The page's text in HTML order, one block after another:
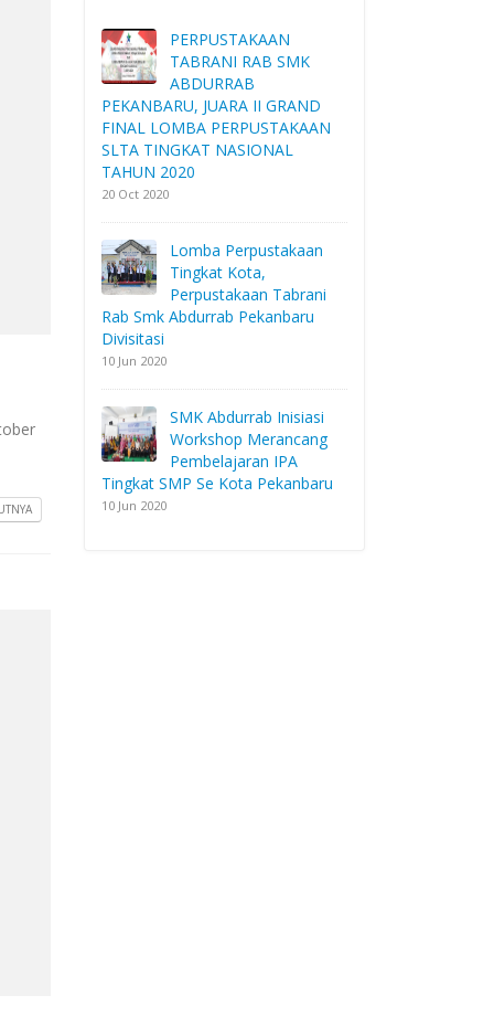
PERPUSTAKAAN
TABRANI RAB SMK
ABDURRAB
PEKANBARU, JUARA II GRAND
FINAL LOMBA PERPUSTAKAAN
SLTA TINGKAT NASIONAL
TAHUN 2020
20 Oct 2020
Lomba Perpustakaan
Tingkat Kota,
Perpustakaan Tabrani
Rab Smk Abdurrab Pekanbaru
Divisitasi
10 Jun 2020
SMK Abdurrab Inisiasi
Workshop Merancang
Pembelajaran IPA
Tingkat SMP Se Kota Pekanbaru
10 Jun 2020